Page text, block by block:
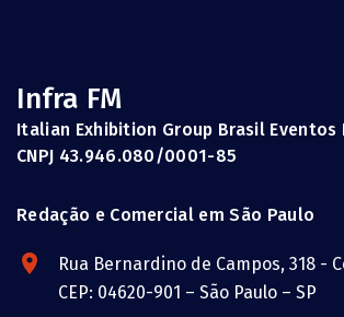
Infra FM
Italian Exhibition Group Brasil Eventos
CNPJ 43.946.080/0001-85
Redação e Comercial em São Paulo
Rua Bernardino de Campos, 318 -
CEP: 04620-901 – São Paulo – SP